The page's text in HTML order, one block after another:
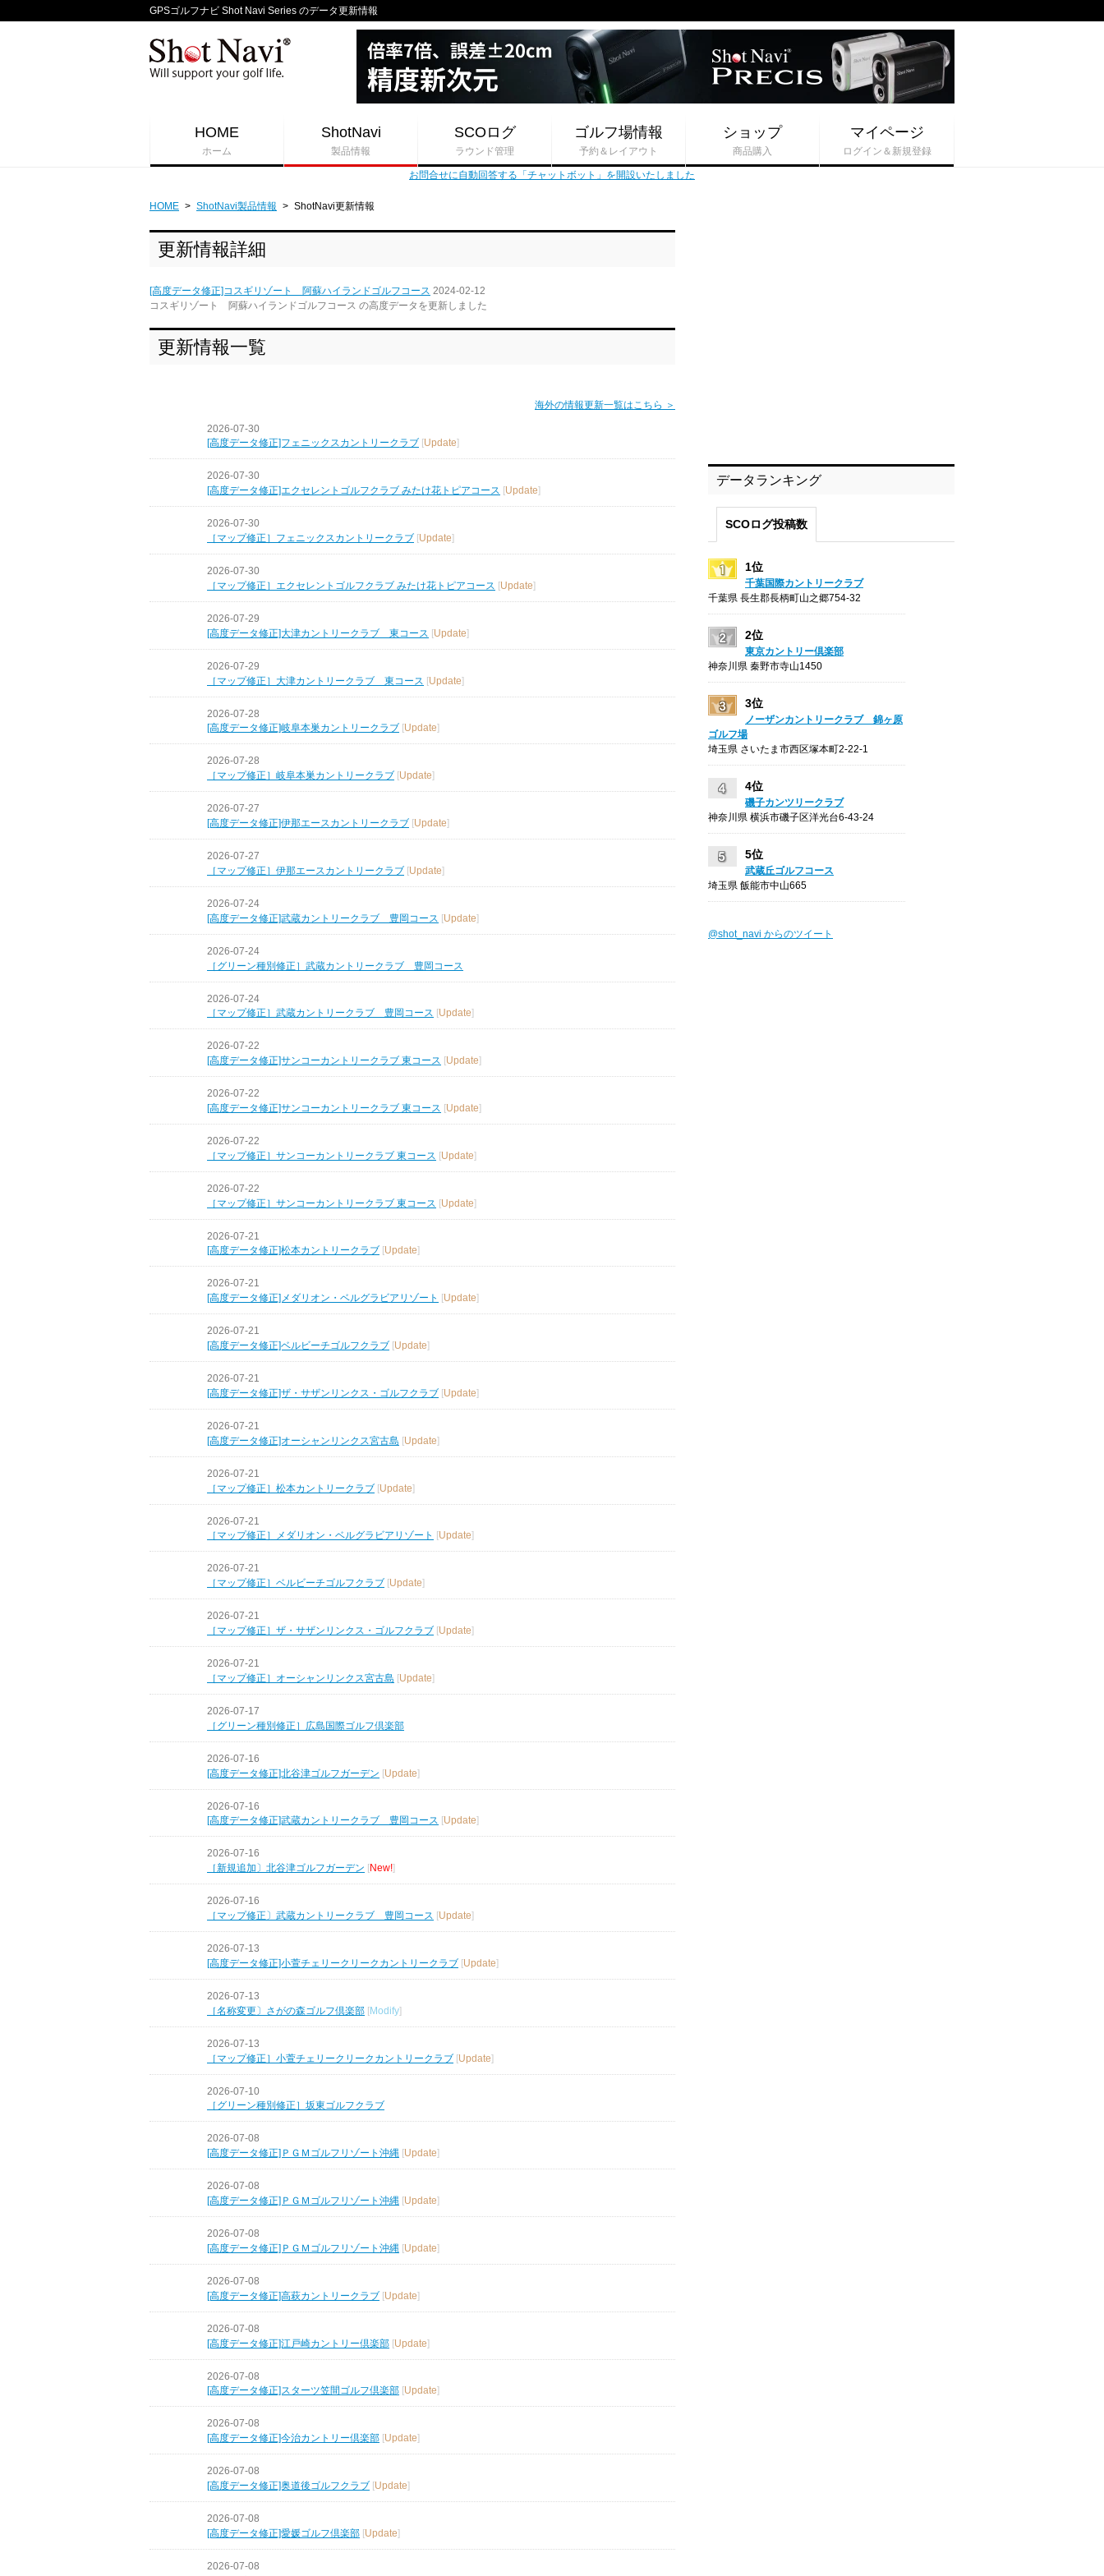
GPSゴルフナビ Shot Navi Series のデータ更新情報
HOME
ホーム
ShotNavi
製品情報
SCOログ
ラウンド管理
ゴルフ場情報
予約＆レイアウト
ショップ
商品購入
マイページ
ログイン＆新規登録
お問合せに自動回答する「チャットボット」を開設いたしました
HOME > ShotNavi製品情報 > ShotNavi更新情報
更新情報詳細
[高度データ修正]コスギリゾート 阿蘇ハイランドゴルフコース 2024-02-12
コスギリゾート 阿蘇ハイランドゴルフコース の高度データを更新しました
更新情報一覧
海外の情報更新一覧はこちら ＞
2026-07-30
[高度データ修正]フェニックスカントリークラブ [Update]
2026-07-30
[高度データ修正]エクセレントゴルフクラブ みたけ花トピアコース [Update]
2026-07-30
［マップ修正］フェニックスカントリークラブ [Update]
2026-07-30
［マップ修正］エクセレントゴルフクラブ みたけ花トピアコース [Update]
2026-07-29
[高度データ修正]大津カントリークラブ 東コース [Update]
2026-07-29
［マップ修正］大津カントリークラブ 東コース [Update]
2026-07-28
[高度データ修正]岐阜本巣カントリークラブ [Update]
2026-07-28
［マップ修正］岐阜本巣カントリークラブ [Update]
2026-07-27
[高度データ修正]伊那エースカントリークラブ [Update]
2026-07-27
［マップ修正］伊那エースカントリークラブ [Update]
2026-07-24
[高度データ修正]武蔵カントリークラブ 豊岡コース [Update]
2026-07-24
［グリーン種別修正］武蔵カントリークラブ 豊岡コース
2026-07-24
［マップ修正］武蔵カントリークラブ 豊岡コース [Update]
2026-07-22
[高度データ修正]サンコーカントリークラブ 東コース [Update]
2026-07-22
[高度データ修正]サンコーカントリークラブ 東コース [Update]
2026-07-22
［マップ修正］サンコーカントリークラブ 東コース [Update]
2026-07-22
［マップ修正］サンコーカントリークラブ 東コース [Update]
2026-07-21
[高度データ修正]松本カントリークラブ [Update]
2026-07-21
[高度データ修正]メダリオン・ベルグラビアリゾート [Update]
2026-07-21
[高度データ修正]ベルビーチゴルフクラブ [Update]
2026-07-21
[高度データ修正]ザ・サザンリンクス・ゴルフクラブ [Update]
2026-07-21
[高度データ修正]オーシャンリンクス宮古島 [Update]
2026-07-21
［マップ修正］松本カントリークラブ [Update]
2026-07-21
［マップ修正］メダリオン・ベルグラビアリゾート [Update]
2026-07-21
［マップ修正］ベルビーチゴルフクラブ [Update]
2026-07-21
［マップ修正］ザ・サザンリンクス・ゴルフクラブ [Update]
2026-07-21
［マップ修正］オーシャンリンクス宮古島 [Update]
2026-07-17
［グリーン種別修正］広島国際ゴルフ倶楽部
2026-07-16
[高度データ修正]北谷津ゴルフガーデン [Update]
2026-07-16
[高度データ修正]武蔵カントリークラブ 豊岡コース [Update]
2026-07-16
［新規追加〕北谷津ゴルフガーデン [New!]
2026-07-16
［マップ修正〕武蔵カントリークラブ 豊岡コース [Update]
2026-07-13
[高度データ修正]小萱チェリークリークカントリークラブ [Update]
2026-07-13
［名称変更〕さがの森ゴルフ倶楽部 [Modify]
2026-07-13
［マップ修正］小萱チェリークリークカントリークラブ [Update]
2026-07-10
［グリーン種別修正］坂東ゴルフクラブ
2026-07-08
[高度データ修正]ＰＧＭゴルフリゾート沖縄 [Update]
2026-07-08
[高度データ修正]ＰＧＭゴルフリゾート沖縄 [Update]
2026-07-08
[高度データ修正]ＰＧＭゴルフリゾート沖縄 [Update]
2026-07-08
[高度データ修正]高萩カントリークラブ [Update]
2026-07-08
[高度データ修正]江戸崎カントリー倶楽部 [Update]
2026-07-08
[高度データ修正]スターツ笠間ゴルフ倶楽部 [Update]
2026-07-08
[高度データ修正]今治カントリー倶楽部 [Update]
2026-07-08
[高度データ修正]奥道後ゴルフクラブ [Update]
2026-07-08
[高度データ修正]愛媛ゴルフ倶楽部 [Update]
2026-07-08
データランキング
SCOログ投稿数
1位
千葉国際カントリークラブ
千葉県 長生郡長柄町山之郷754-32
2位
東京カントリー倶楽部
神奈川県 秦野市寺山1450
3位
ノーザンカントリークラブ 錦ヶ原
ゴルフ場
埼玉県 さいたま市西区塚本町2-22-1
4位
磯子カンツリークラブ
神奈川県 横浜市磯子区洋光台6-43-24
5位
武蔵丘ゴルフコース
埼玉県 飯能市中山665
@shot_navi からのツイート